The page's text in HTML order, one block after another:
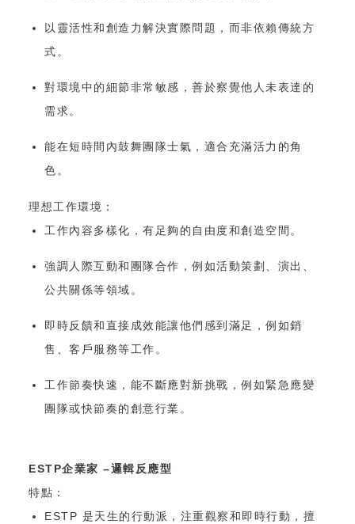
以靈活性和創造力解決實際問題，而非依賴傳統方
式。
對環境中的細節非常敏感，善於察覺他人未表達的
需求。
能在短時間內鼓舞團隊士氣，適合充滿活力的角
色。
理想工作環境：
工作內容多樣化，有足夠的自由度和創造空間。
強調人際互動和團隊合作，例如活動策劃、演出、
公共關係等領域。
即時反饋和直接成效能讓他們感到滿足，例如銷
售、客戶服務等工作。
工作節奏快速，能不斷應對新挑戰，例如緊急應變
團隊或快節奏的創意行業。
ESTP企業家 –邏輯反應型
特點：
ESTP 是天生的行動派，注重觀察和即時行動，擅